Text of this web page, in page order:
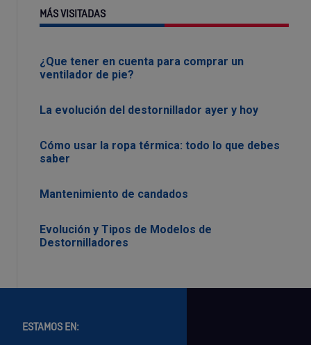
MÁS VISITADAS
¿Que tener en cuenta para comprar un
ventilador de pie?
La evolución del destornillador ayer y hoy
Cómo usar la ropa térmica: todo lo que debes
saber
Mantenimiento de candados
Evolución y Tipos de Modelos de
Destornilladores
ESTAMOS EN: